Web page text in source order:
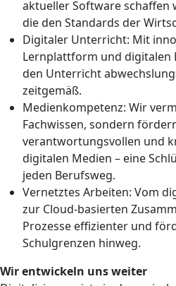
aktueller Software schaffen
die den Standards der
Digitaler Unterricht: Mit
Lernplattform und
den Unterricht
zeitgemäß.
Medienkompetenz: Wir
Fachwissen, sondern
verantwortungsvollen und
digitalen Medien – eine
jeden Berufsweg.
Vernetztes Arbeiten: Vom
zur Cloud-basierten
Prozesse effizienter und
Schulgrenzen hinweg.
Wir entwickeln uns weiter